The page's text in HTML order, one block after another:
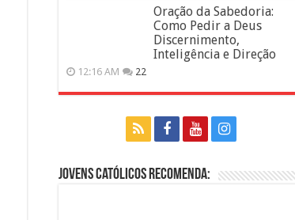
Oração da Sabedoria:
Como Pedir a Deus
Discernimento,
Inteligência e Direção
12:16 AM 22
Jovens Católicos Recomenda: